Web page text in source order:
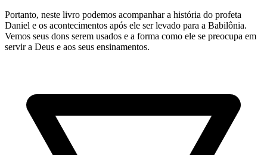
Portanto, neste livro podemos acompanhar a história do profeta
Daniel e os acontecimentos após ele ser levado para a Babilônia.
Vemos seus dons serem usados e a forma como ele se preocupa em
servir a Deus e aos seus ensinamentos.